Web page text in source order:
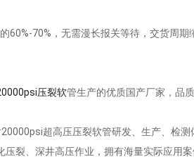
70%，无需漫长报关等待，交货周
压裂软管生产的优质国产厂家，品
超高压压裂软管研发、生产、检测
裂、深井高压作业，拥有海量实际应用